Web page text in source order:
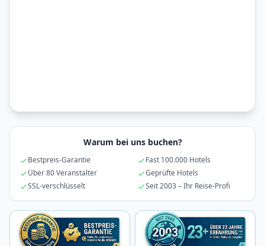
Warum bei uns buchen?
Bestpreis-Garantie
Fast 100.000 Hotels
Über 80 Veranstalter
Geprüfte Hotels
SSL-verschlüsselt
Seit 2003 – Ihr Reise-Profi